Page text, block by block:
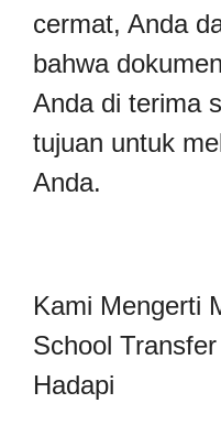
cermat, Anda
bahwa
Anda di terima
tujuan untuk
Anda.
Kami Mengerti
School
Hadapi